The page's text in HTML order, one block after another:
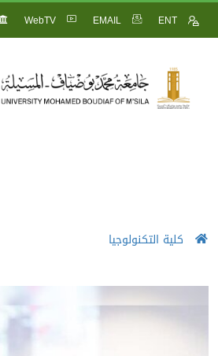
ENT
EMAIL
WebTV
كلية التكنولوجيا